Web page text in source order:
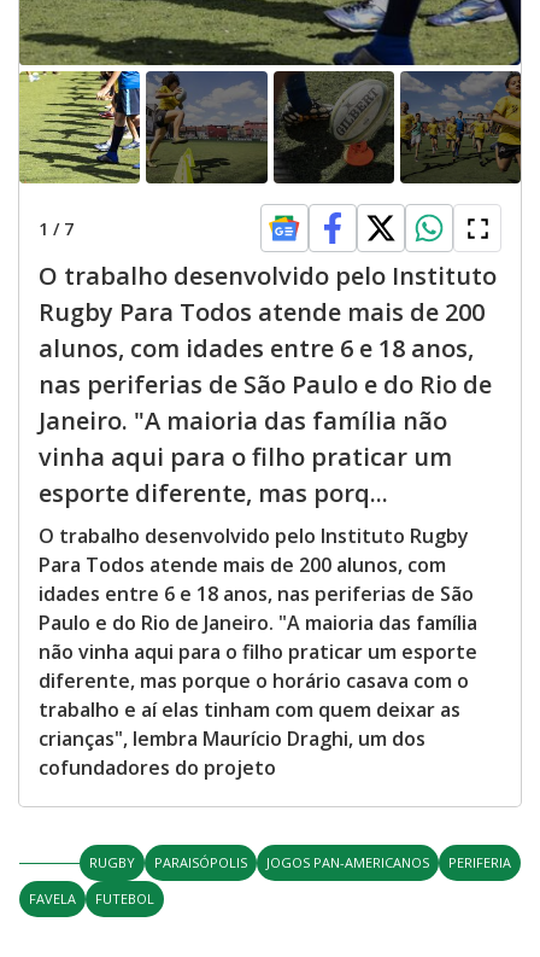
1 / 7
O trabalho desenvolvido pelo Instituto
Rugby Para Todos atende mais de 200
alunos, com idades entre 6 e 18 anos,
nas periferias de São Paulo e do Rio de
Janeiro. "A maioria das família não
vinha aqui para o filho praticar um
esporte diferente, mas porq...
O trabalho desenvolvido pelo Instituto Rugby
Para Todos atende mais de 200 alunos, com
idades entre 6 e 18 anos, nas periferias de São
Paulo e do Rio de Janeiro. "A maioria das família
não vinha aqui para o filho praticar um esporte
diferente, mas porque o horário casava com o
trabalho e aí elas tinham com quem deixar as
crianças", lembra Maurício Draghi, um dos
cofundadores do projeto
RUGBY PARAISÓPOLIS JOGOS PAN-AMERICANOS
PERIFERIA
FAVELA
FUTEBOL